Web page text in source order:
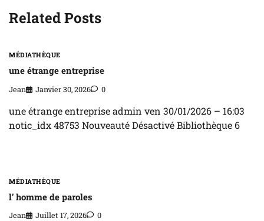
Related Posts
MÉDIATHÈQUE
une étrange entreprise
Jean Janvier 30, 2026 0
une étrange entreprise admin ven 30/01/2026 – 16:03
notic_idx 48753 Nouveauté Désactivé Bibliothèque 6
MÉDIATHÈQUE
l’ homme de paroles
Jean Juillet 17, 2026 0